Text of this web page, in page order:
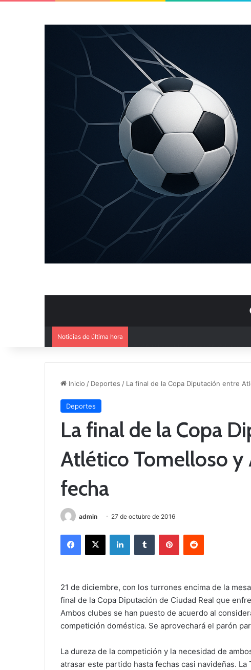
Noticias de última hora
Inicio / Deportes / La final de la Copa Diputación entre
Deportes
La final de la Copa
Atlético Tomelloso y
fecha
admin 27 de octubre de 2016
21 de diciembre, con los turrones encima de la
final de la Copa Diputación de Ciudad Real que
Ambos clubes se han puesto de acuerdo al
competición doméstica. Se aprovechará el parón
La dureza de la competición y la necesidad de
atrasar este partido hasta fechas casi navideñas.